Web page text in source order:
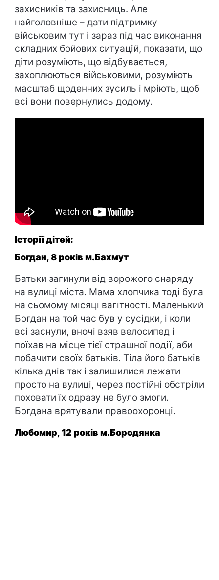
захисників та захисниць. Але
найголовніше – дати підтримку
військовим тут і зараз під час виконання
складних бойових ситуацій, показати, що
діти розуміють, що відбувається,
захоплюються військовими, розуміють
масштаб щоденних зусиль і мріють, щоб
всі вони повернулись додому.
Історії дітей:
Богдан, 8 років м.Бахмут
Батьки загинули від ворожого снаряду
на вулиці міста. Мама хлопчика тоді була
на сьомому місяці вагітності. Маленький
Богдан на той час був у сусідки, і коли
всі заснули, вночі взяв велосипед і
поїхав на місце тієї страшної події, аби
побачити своїх батьків. Тіла його батьків
кілька днів так і залишилися лежати
просто на вулиці, через постійні обстріли
поховати їх одразу не було змоги.
Богдана врятували правоохоронці.
Любомир, 12 років м.Бородянка